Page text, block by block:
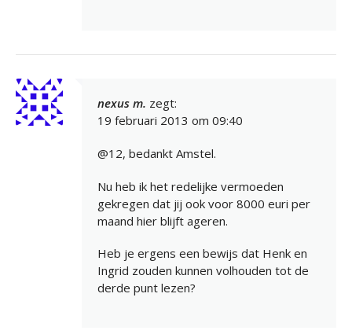
nexus m. zegt:
19 februari 2013 om 09:40
@12, bedankt Amstel.
Nu heb ik het redelijke vermoeden
gekregen dat jij ook voor 8000 euri per
maand hier blijft ageren.
Heb je ergens een bewijs dat Henk en
Ingrid zouden kunnen volhouden tot de
derde punt lezen?